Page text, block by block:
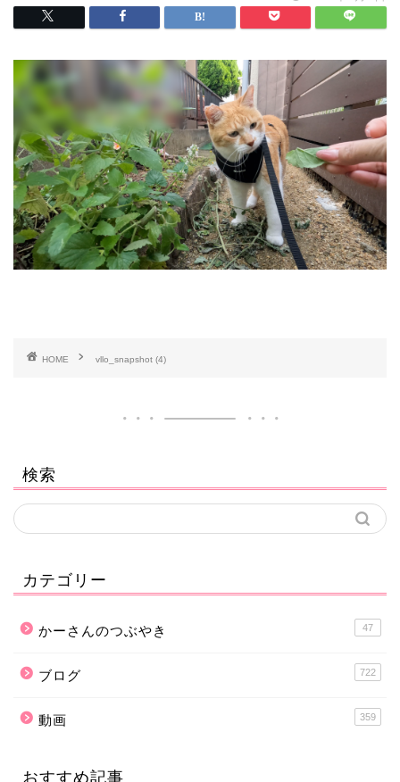
HOME vllo_snapshot (4)
検索
カテゴリー
かーさんのつぶやき 47
ブログ 722
動画 359
おすすめ記事